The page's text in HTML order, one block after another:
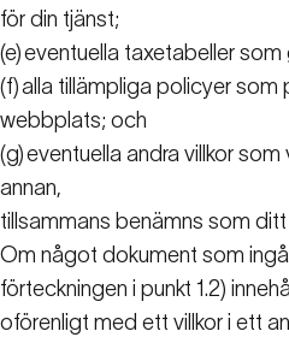
för din tjänst;
(e)eventuella taxetabeller som
(f)alla tillämpliga policyer som
webbplats; och
(g)eventuella andra villkor som
annan,
tillsammans benämns som ditt
Om något dokument som
förteckningen i punkt 1.2)
oförenligt med ett villkor i ett